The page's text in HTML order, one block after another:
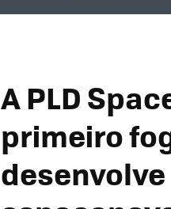
A PLD
primeiro